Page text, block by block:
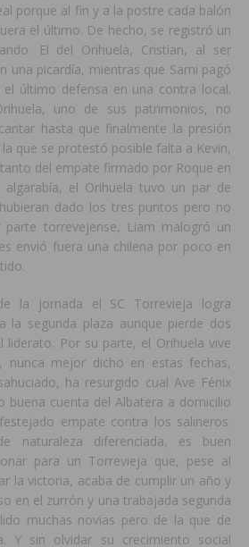
porque al fin y a la postre cada balón
el último. De hecho, se registró un
El del Orihuela, Cristian, al ser
una picardía, mientras que Sami pagó
último defensa en una contra local.
uno de sus patrimonios, no
hasta que finalmente la presión
que se protestó posible falta a Kevin,
del empate firmado por Roque en
el Orihuela tuvo un par de
dado los tres puntos pero no
parte torrevejense, Liam malogró un
envió fuera una chilena por poco en
la jornada el SC Torrevieja logra
la segunda plaza aunque pierde dos
liderato. Por su parte, el Orihuela vive
nunca mejor dicho en estas fechas,
ha resurgido cual Ave Fénix
buena cuenta del Albatera a domicilio
empate contra los salineros.
naturaleza diferenciada, es buen
para un Torrevieja que, pese al
la victoria, acaba de cumplir un año y
en el zurrón y una trabajada segunda
muchas novias pero de la que de
Y sin olvidar su crecimiento social